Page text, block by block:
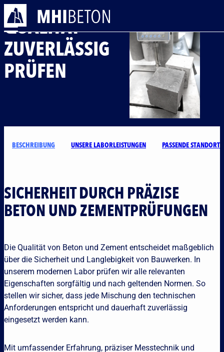
BETON- UND ZEMENTPRÜFUNG
QUALITÄT
ZUVERLÄSSIG
PRÜFEN
BESCHREIBUNG UNSERE LABORLEISTUNGEN PASSENDE STANDORTE
SICHERHEIT DURCH PRÄZISE
BETON UND ZEMENTPRÜFUNGEN
Die Qualität von Beton und Zement entscheidet maßgeblich
über die Sicherheit und Langlebigkeit von Bauwerken. In
unserem modernen Labor prüfen wir alle relevanten
Eigenschaften sorgfältig und nach geltenden Normen. So
stellen wir sicher, dass jede Mischung den technischen
Anforderungen entspricht und dauerhaft zuverlässig
eingesetzt werden kann.
Mit umfassender Erfahrung, präziser Messtechnik und
KONTAKT
Offene
Kontakt